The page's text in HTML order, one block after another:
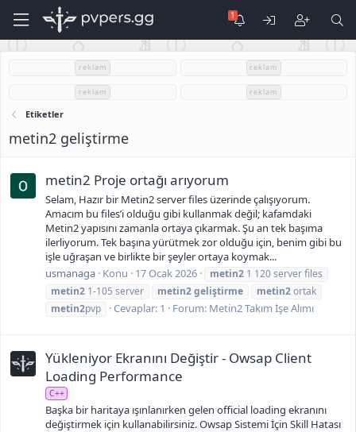
reklam reklam
reklam reklam
Etiketler
metin2 geliştirme
metin2 Proje ortağı arıyorum
Selam, Hazır bir Metin2 server files üzerinde çalışıyorum.
Amacım bu files’i olduğu gibi kullanmak değil; kafamdaki
Metin2 yapısını zamanla ortaya çıkarmak. Şu an tek başıma
ilerliyorum. Tek başına yürütmek zor olduğu için, benim gibi bu
işle uğraşan ve birlikte bir şeyler ortaya koymak...
usmanaga Konu 17 Ocak 2026 metin2 1 120 server files
metin2 1-105 server metin2geliştirme metin2ortak
metin2pvp Cevaplar: 1 Forum: Metin2 Takım İşe Alımı
Yükleniyor Ekranını Değiştir - Owsap Client
Loading Performance
C++
Başka bir haritaya ışınlanırken gelen official loading ekranını
değiştirmek için kullanabilirsiniz. Owsap Sistemi İçin Skill Hatası